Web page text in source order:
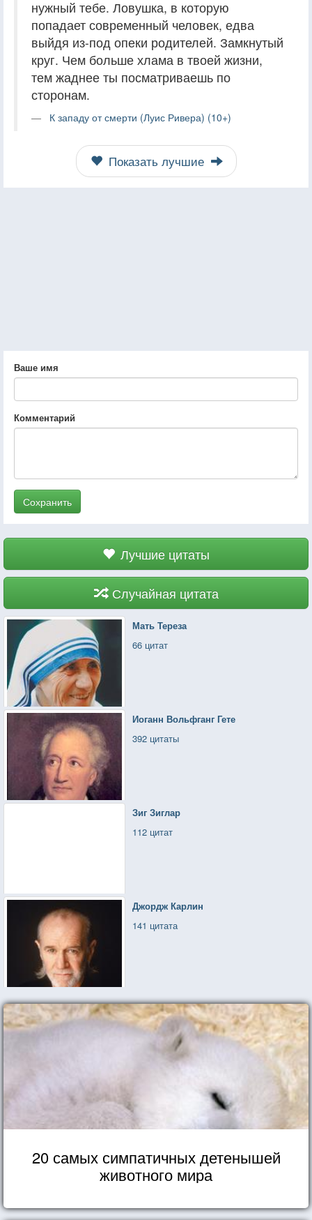
нужный тебе. Ловушка, в которую
попадает современный человек, едва
выйдя из-под опеки родителей. Замкнутый
круг. Чем больше хлама в твоей жизни,
тем жаднее ты посматриваешь по
сторонам.
К западу от смерти (Луис Ривера) (10+)
Показать лучшие
Ваше имя
Комментарий
Сохранить
Лучшие цитаты
Случайная цитата
Мать Тереза
66 цитат
Иоганн Вольфганг Гете
392 цитаты
Зиг Зиглар
112 цитат
Джордж Карлин
141 цитата
20 самых симпатичных детенышей
животного мира